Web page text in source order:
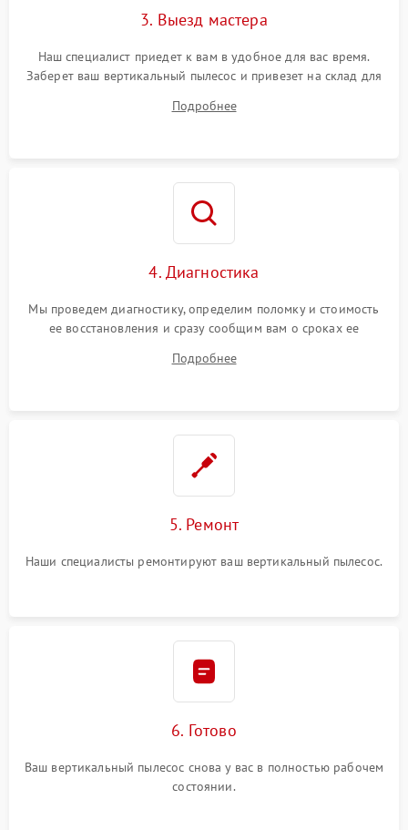
3. Выезд мастера
Наш специалист приедет к вам в удобное для вас время.
Заберет ваш вертикальный пылесос и привезет на склад для
Подробнее
4. Диагностика
Мы проведем диагностику, определим поломку и стоимость
ее восстановления и сразу сообщим вам о сроках ее
Подробнее
5. Ремонт
Наши специалисты ремонтируют ваш вертикальный пылесос.
6. Готово
Ваш вертикальный пылесос снова у вас в полностью рабочем
состоянии.